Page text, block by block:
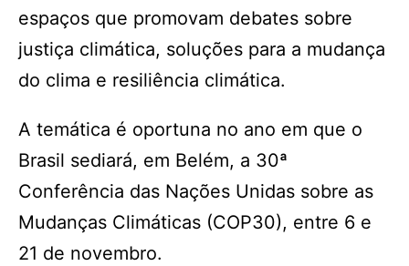
espaços que promovam debates sobre
justiça climática, soluções para a mudança
do clima e resiliência climática.
A temática é oportuna no ano em que o
Brasil sediará, em Belém, a 30ª
Conferência das Nações Unidas sobre as
Mudanças Climáticas (COP30), entre 6 e
21 de novembro.